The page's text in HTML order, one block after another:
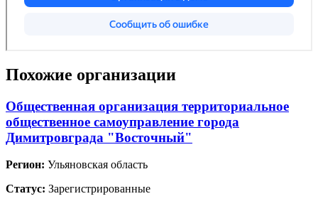
Похожие организации
Общественная организация территориальное
общественное самоуправление города
Димитровграда "Восточный"
Регион: Ульяновская область
Статус: Зарегистрированные